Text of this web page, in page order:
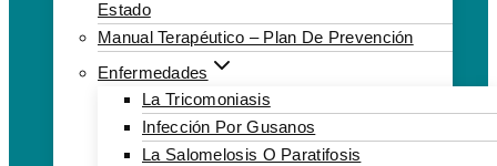
Estado
Manual Terapéutico – Plan De Prevención
Enfermedades
La Tricomoniasis
Infección Por Gusanos
La Salomelosis O Paratifosis